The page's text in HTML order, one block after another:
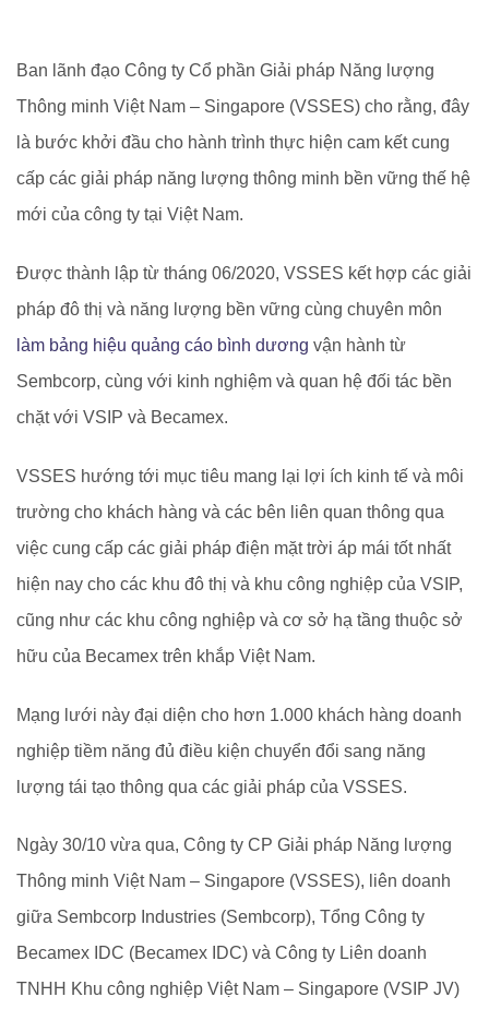
Ban lãnh đạo Công ty Cổ phần Giải pháp Năng lượng
Thông minh Việt Nam – Singapore (VSSES) cho rằng, đây
là bước khởi đầu cho hành trình thực hiện cam kết cung
cấp các giải pháp năng lượng thông minh bền vững thế hệ
mới của công ty tại Việt Nam.
Được thành lập từ tháng 06/2020, VSSES kết hợp các giải
pháp đô thị và năng lượng bền vững cùng chuyên môn
làm bảng hiệu quảng cáo bình dương vận hành từ
Sembcorp, cùng với kinh nghiệm và quan hệ đối tác bền
chặt với VSIP và Becamex.
VSSES hướng tới mục tiêu mang lại lợi ích kinh tế và môi
trường cho khách hàng và các bên liên quan thông qua
việc cung cấp các giải pháp điện mặt trời áp mái tốt nhất
hiện nay cho các khu đô thị và khu công nghiệp của VSIP,
cũng như các khu công nghiệp và cơ sở hạ tầng thuộc sở
hữu của Becamex trên khắp Việt Nam.
Mạng lưới này đại diện cho hơn 1.000 khách hàng doanh
nghiệp tiềm năng đủ điều kiện chuyển đổi sang năng
lượng tái tạo thông qua các giải pháp của VSSES.
Ngày 30/10 vừa qua, Công ty CP Giải pháp Năng lượng
Thông minh Việt Nam – Singapore (VSSES), liên doanh
giữa Sembcorp Industries (Sembcorp), Tổng Công ty
Becamex IDC (Becamex IDC) và Công ty Liên doanh
TNHH Khu công nghiệp Việt Nam – Singapore (VSIP JV)